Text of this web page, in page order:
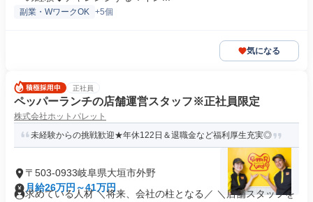
副業・WワークOK +5個
気になる
正社員
ペッパーランチの店舗運営スタッフ※正社員限定
株式会社ホットパレット
未経験からの挑戦歓迎★年休122日＆退職金など福利厚生充実◎
〒503-0933岐阜県大垣市外野
月給26万円～41万円
求めている人材 ＼将来、会社の柱となる／ ＼店舗スタッフを